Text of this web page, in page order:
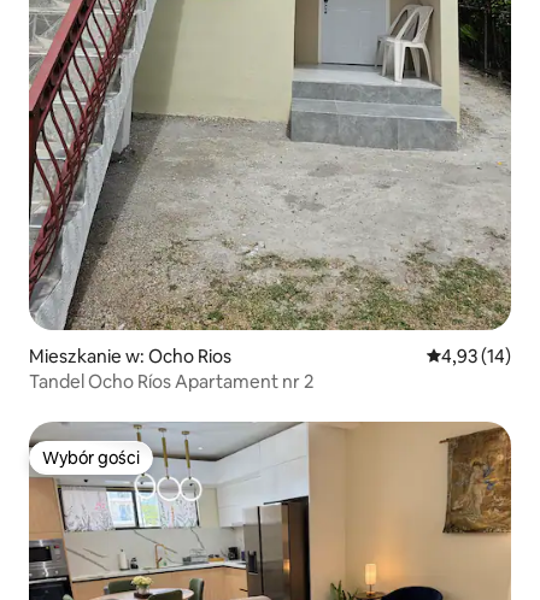
Mieszkanie w: Ocho Rios Średnia
4,93 (14)
Tandel Ocho Ríos Apartament nr 2
Wybór gości
Wybór gości